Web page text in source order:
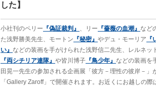
した】
小社刊のペリー 『偽証裁判』 、リー 『薔薇の血潮』 など
た浅野勝美先生、モートン 『秘密』 やデュ・モーリア
い』 などの装画を手がけられた浅野信二先生、レルネッ
『両シチリア連隊』 や皆川博子 『鳥少年』 などの装画を
田晃一先生の参加される企画展「彼方－理性の彼岸－」
「Gallery Zaroff」で開催されます。お近くにお越しの際